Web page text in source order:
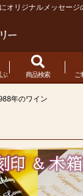
オリジナルメッセージ
ぶ 商品検索 ご
年のワイン